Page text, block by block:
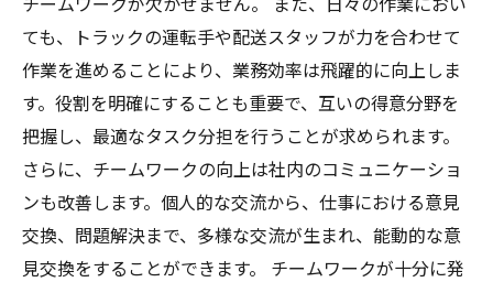
ても、トラックの運転手や配送スタッフが力を合わせて
作業を進めることにより、業務効率は飛躍的に向上しま
す。役割を明確にすることも重要で、互いの得意分野を
把握し、最適なタスク分担を行うことが求められます。
さらに、チームワークの向上は社内のコミュニケーショ
ンも改善します。個人的な交流から、仕事における意見
交換、問題解決まで、多様な交流が生まれ、能動的な意
見交換をすることができます。 チームワークが十分に発